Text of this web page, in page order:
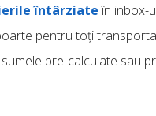
întârziateîn inbox-
pentru toți
pre-calculate sau